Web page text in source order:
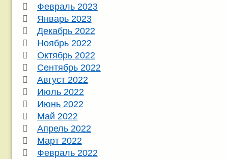
Февраль 2023
Январь 2023
Декабрь 2022
Ноябрь 2022
Октябрь 2022
Сентябрь 2022
Август 2022
Июль 2022
Июнь 2022
Май 2022
Апрель 2022
Март 2022
Февраль 2022